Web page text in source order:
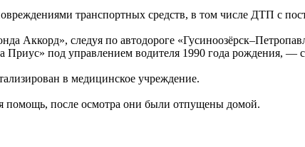
транспортных средств, в том числе ДТП с
Аккорд», следуя по автодороге
Приус» под управлением водителя 1990 года рождения,
в медицинское учреждение.
помощь, после осмотра они были отпущены домой.